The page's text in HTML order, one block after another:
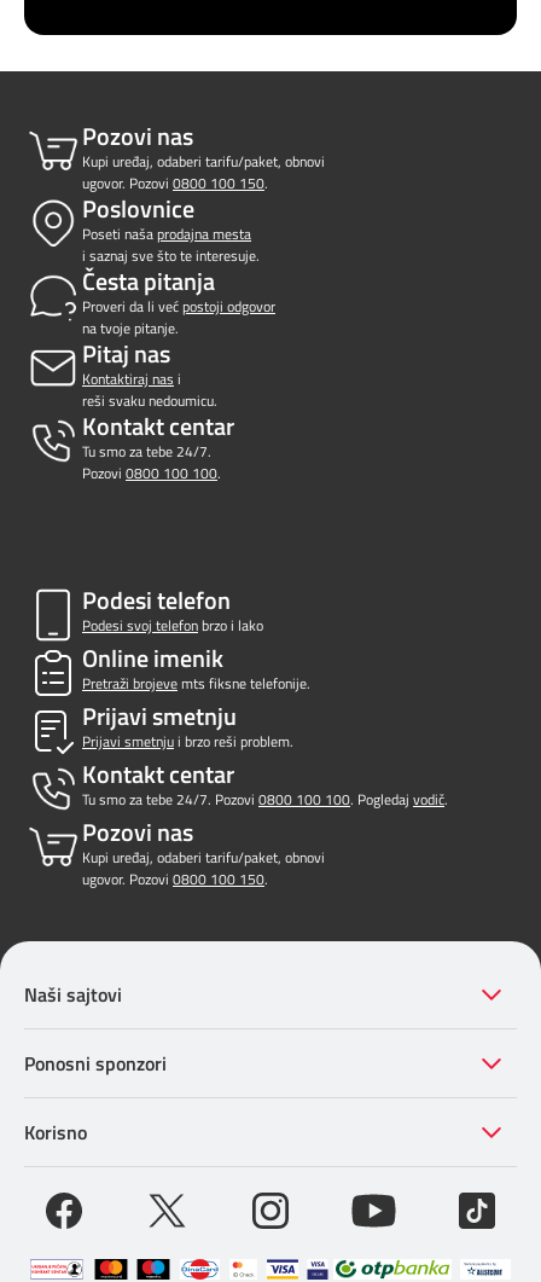
Pozovi nas
Kupi uređaj, odaberi tarifu/paket, obnovi
ugovor. Pozovi 0800 100 150.
Poslovnice
Poseti našaprodajna mesta
i saznaj sve što te interesuje.
Česta pitanja
Proveri da li većpostoji odgovor
na tvoje pitanje.
Pitaj nas
Kontaktiraj nas i
reši svaku nedoumicu.
Kontakt centar
Tu smo za tebe 24/7.
Pozovi 0800 100 100.
Podesi telefon
Podesi svoj telefonbrzo i lako
Online imenik
Pretraži brojevemts fiksne telefonije.
Prijavi smetnju
Prijavi smetnjui brzo reši problem.
Kontakt centar
Tu smo za tebe 24/7. Pozovi 0800 100 100. Pogledaj vodič.
Pozovi nas
Kupi uređaj, odaberi tarifu/paket, obnovi
ugovor. Pozovi 0800 100 150.
Naši sajtovi
Ponosni sponzori
Korisno